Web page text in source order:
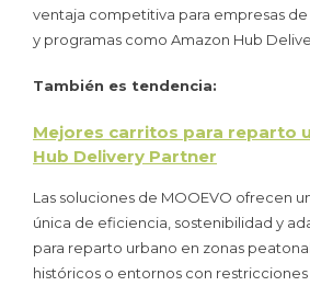
ventaja competitiva para empresas
y programas como Amazon Hub
También es tendencia:
Mejores carritos para reparto
Hub Delivery Partner
Las soluciones de MOOEVO ofrecen
única de eficiencia, sostenibilidad y
para reparto urbano en zonas
históricos o entornos con restricciones